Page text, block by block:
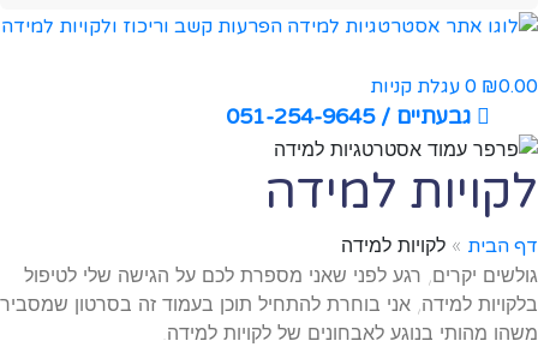
₪0.00
0 עגלת קניות
גבעתיים / 051-254-9645
לקויות למידה
דף הבית » לקויות למידה
גולשים יקרים, רגע לפני שאני מספרת לכם על הגישה שלי לטיפול
בלקויות למידה, אני בוחרת להתחיל תוכן בעמוד זה בסרטון שמסביר
משהו מהותי בנוגע לאבחונים של לקויות למידה.